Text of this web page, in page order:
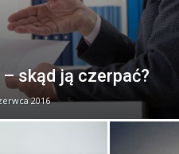
skąd ją czerpać?
2016